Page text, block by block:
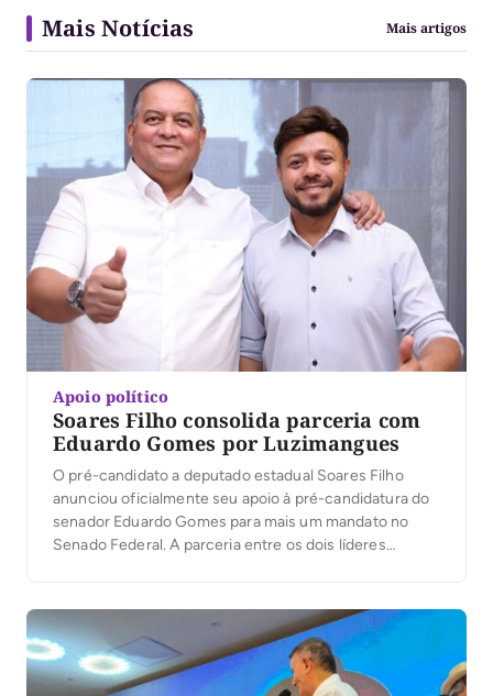
Mais Notícias Mais artigos
Apoio político
Soares Filho consolida parceria com
Eduardo Gomes por Luzimangues
O pré-candidato a deputado estadual Soares Filho
anunciou oficialmente seu apoio à pré-candidatura do
senador Eduardo Gomes para mais um mandato no
Senado Federal. A parceria entre os dois líderes
ainda quando ele foi candidato a vice-prefeito de Porto
[…]